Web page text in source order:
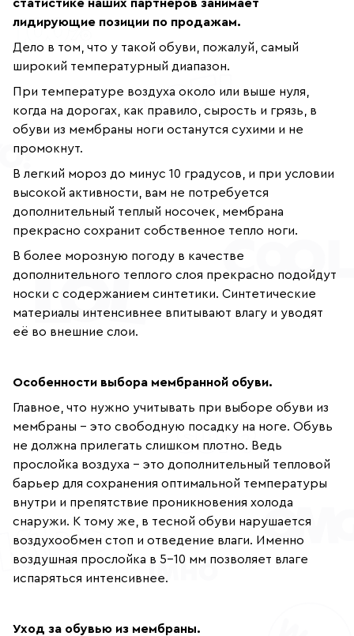
статистике наших партнеров занимает
лидирующие позиции по продажам.
Дело в том, что у такой обуви, пожалуй, самый
широкий температурный диапазон.
При температуре воздуха около или выше нуля,
когда на дорогах, как правило, сырость и грязь, в
обуви из мембраны ноги останутся сухими и не
промокнут.
В легкий мороз до минус 10 градусов, и при условии
высокой активности, вам не потребуется
дополнительный теплый носочек, мембрана
прекрасно сохранит собственное тепло ноги.
В более морозную погоду в качестве
дополнительного теплого слоя прекрасно подойдут
носки с содержанием синтетики. Синтетические
материалы интенсивнее впитывают влагу и уводят
её во внешние слои.
Особенности выбора мембранной обуви.
Главное, что нужно учитывать при выборе обуви из
мембраны - это свободную посадку на ноге. Обувь
не должна прилегать слишком плотно. Ведь
прослойка воздуха - это дополнительный тепловой
барьер для сохранения оптимальной температуры
внутри и препятствие проникновения холода
снаружи. К тому же, в тесной обуви нарушается
воздухообмен стоп и отведение влаги. Именно
воздушная прослойка в 5-10 мм позволяет влаге
испаряться интенсивнее.
Уход за обувью из мембраны.